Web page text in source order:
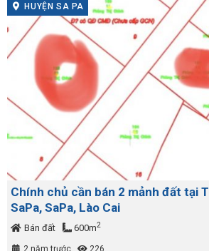
HUYỆN SA PA
Chính chủ cần bán 2 mảnh đất tại
SaPa, SaPa, Lào Cai
Bán đất 600m2